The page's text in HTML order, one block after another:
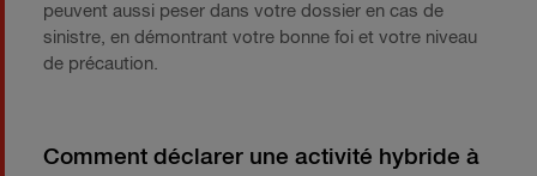
peuvent aussi peser dans votre dossier en cas de
sinistre, en démontrant votre bonne foi et votre niveau
de précaution.
Comment déclarer une activité hybride à